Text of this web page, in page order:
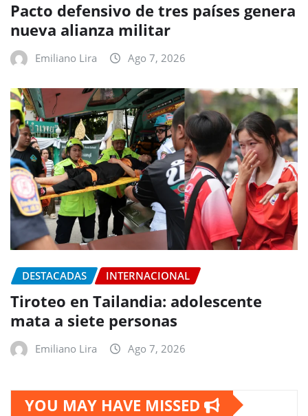
Pacto defensivo de tres países genera
nueva alianza militar
Emiliano Lira Ago 7, 2026
DESTACADAS INTERNACIONAL
Tiroteo en Tailandia: adolescente
mata a siete personas
Emiliano Lira Ago 7, 2026
YOU MAY HAVE MISSED